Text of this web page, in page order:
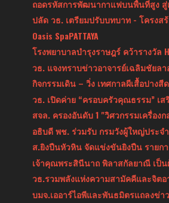
ถอดรหัสการพัฒนากาแฟบนพื้นที่สูง สู่
ปลัด วธ. เตรียมปรับบทบาท - โครงส
Oasis SpaPATTAYA
โรงพยาบาลบำรุงราษฎร์ คว้ารางวัล
วธ. แจงทราบข่าวอาจารย์เฉลิมชัยล
กิจกรรมเดิน – วิ่ง เทศกาลผีเสื้อปางสี
วธ. เปิดค่าย “ครอบครัวคุณธรรม” เ
สจล. ครองอันดับ 1 "วิศวกรรมเครื่อง
อธิบดี พช. ร่วมรับ กรมวังผู้ใหญ่ประจํ
ส.ยิงปืนหัวหิน จัดแข่งขันยิงปืน รายกา
เจ้าคุณพระสินีนาถ พิลาสกัลยาณี เป็น
วธ.รวมพลังแห่งความสามัคคีและจิตอ
บมจ.เออาร์ไอพีและพันธมิตรแถลงข่